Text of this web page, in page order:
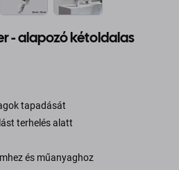
- alapozó kétoldalas
tapadását
terhelés alatt
és műanyaghoz